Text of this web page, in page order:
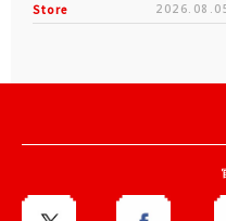
Store